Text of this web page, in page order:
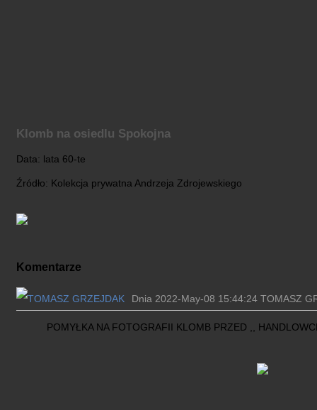
Klomb na osiedlu Spokojna
Data: lata 60-te
Źródło: Kolekcja prywatna Andrzeja Zdrojewskiego
Komentarze
Dnia 2022-May-08 15:44:24 TOMASZ
POMYŁKA NA FOTOGRAFII KLOMB PRZED ,,